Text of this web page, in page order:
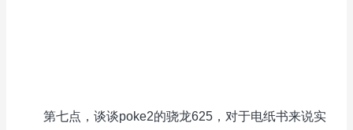
第七点，谈谈poke2的骁龙625，对于电纸书来说实